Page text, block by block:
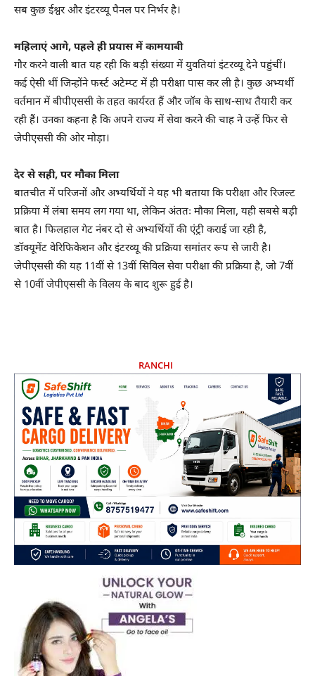
सब कुछ ईश्वर और इंटरव्यू पैनल पर निर्भर है।
महिलाएं आगे, पहले ही प्रयास में कामयाबी
गौर करने वाली बात यह रही कि बड़ी संख्या में युवतियां इंटरव्यू देने पहुंचीं।
कई ऐसी थीं जिन्होंने फर्स्ट अटेम्प्ट में ही परीक्षा पास कर ली है। कुछ अभ्यर्थी
वर्तमान में बीपीएससी के तहत कार्यरत हैं और जॉब के साथ-साथ तैयारी कर
रही हैं। उनका कहना है कि अपने राज्य में सेवा करने की चाह ने उन्हें फिर से
जेपीएससी की ओर मोड़ा।
देर से सही, पर मौका मिला
बातचीत में परिजनों और अभ्यर्थियों ने यह भी बताया कि परीक्षा और रिजल्ट
प्रक्रिया में लंबा समय लग गया था, लेकिन अंततः मौका मिला, यही सबसे बड़ी
बात है। फिलहाल गेट नंबर दो से अभ्यर्थियों की एंट्री कराई जा रही है,
डॉक्यूमेंट वेरिफिकेशन और इंटरव्यू की प्रक्रिया समांतर रूप से जारी है।
जेपीएससी की यह 11वीं से 13वीं सिविल सेवा परीक्षा की प्रक्रिया है, जो 7वीं
से 10वीं जेपीएससी के विलय के बाद शुरू हुई है।
RANCHI